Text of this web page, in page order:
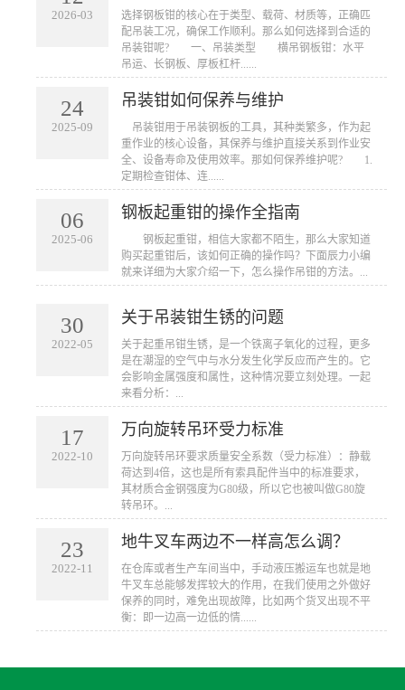
2026-03
​选择钢板钳的核心在于类型、载荷、材质等，正确匹
配吊装工况，确保工作顺利。那么如何选择到合适的
吊装钳呢? 一、吊装类型 横吊钢板钳：水平
吊运、长钢板、厚板杠杆......
24
2025-09
吊装钳如何保养与维护
​ 吊装钳用于吊装钢板的工具，其种类繁多，作为起
重作业的核心设备，其保养与维护直接关系到作业安
全、设备寿命及使用效率。那如何保养维护呢? 1.
定期检查钳体、连......
06
2025-06
钢板起重钳的操作全指南
​ 钢板起重钳，相信大家都不陌生，那么大家知道
购买起重钳后，该如何正确的操作吗？下面辰力小编
就来详细为大家介绍一下，怎么操作吊钳的方法。...
30
2022-05
关于吊装钳生锈的问题
​关于起重吊钳生锈，是一个铁离子氧化的过程，更多
是在潮湿的空气中与水分发生化学反应而产生的。它
会影响金属强度和属性，这种情况要立刻处理。一起
来看分析：...
17
2022-10
万向旋转吊环受力标准
万向旋转吊环要求质量安全系数（受力标准）：静载
荷达到4倍，这也是所有索具配件当中的标准要求，
其材质合金钢强度为G80级，所以它也被叫做G80旋
转吊环。...
23
2022-11
地牛叉车两边不一样高怎么调？
在仓库或者生产车间当中，手动液压搬运车也就是地
牛叉车总能够发挥较大的作用，在我们使用之外做好
保养的同时，难免出现故障，比如两个货叉出现不平
衡：即一边高一边低的情......